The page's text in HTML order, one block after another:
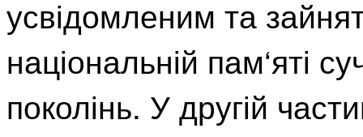
усвідомленим та
національній пам‘яті
поколінь. У другій